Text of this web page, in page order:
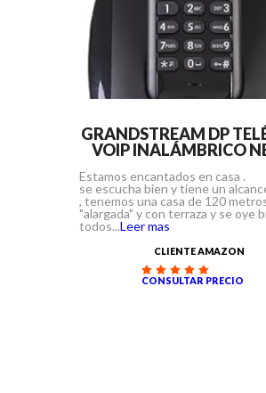
GRANDSTREAM DP
VOIP INALÁMBRICO
Estamos encantados en casa .
se escucha bien y tiene un
, tenemos una casa de 120
"alargada" y con terraza y se oye
todos...Leer mas
CLIENTE AMAZON
CONSULTAR PRECIO